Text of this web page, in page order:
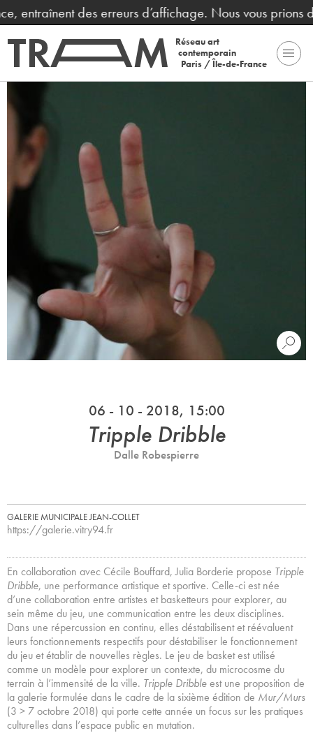
des erreurs d’affichage. Nous vous prions
Réseau art
contemporain
Paris / Île-de-France
06 - 10 - 2018, 15:00
Tripple Dribble
Dalle Robespierre
GALERIE MUNICIPALE JEAN-COLLET
https://galerie.vitry94.fr
En collaboration avec Cécile Bouffard, Julia Borderie propose Tripple
Dribble, une performance artistique et sportive. Celle-ci est née
d’une collaboration entre artistes et basketteurs pour explorer, au
sein même du jeu, une communication entre les deux disciplines.
Dans une répercussion en continu, elles déstabilisent et réévaluent
leurs fonctionnements respectifs pour déstabiliser le fonctionnement
du jeu et établir de nouvelles règles. Le jeu de basket est utilisé
comme un modèle pour explorer un contexte, du microcosme du
terrain à l’immensité de la ville. Tripple Dribbleest une proposition de
la galerie formulée dans le cadre de la sixième édition de Mur/Murs
(3 > 7 octobre 2018) qui porte cette année un focus sur les pratiques
culturelles dans l’espace public en mutation.